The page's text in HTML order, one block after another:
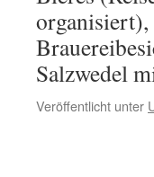
Salzwedel
Veröffentlicht unter